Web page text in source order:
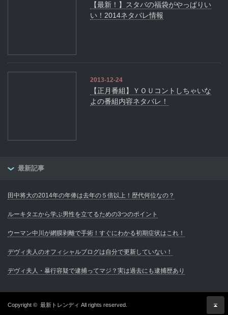
【最新！】スタバの福袋がやっぱりい
い！2014ネタバレ情報
2013-12-24
【正月番組】ＹＯＵコントしちゃいな
よの番組内容ネタバレ！
最新記事
田中将大の2014年の年俸は去年の５倍以上！歴代何位なの？
ルーキタエから学ぶ男性を立てるための3つのポイント
ウーマン中川が網膜剥離で手術！すぐにわかる初期症状はこれ！
デヴィ夫人のオフィシャルブログは自分で更新していない！
デヴィ夫人・暴行容疑で逮捕ってマジ？実は過去にも逮捕歴あり
Copyright © 最新トレンディ All rights reserved.